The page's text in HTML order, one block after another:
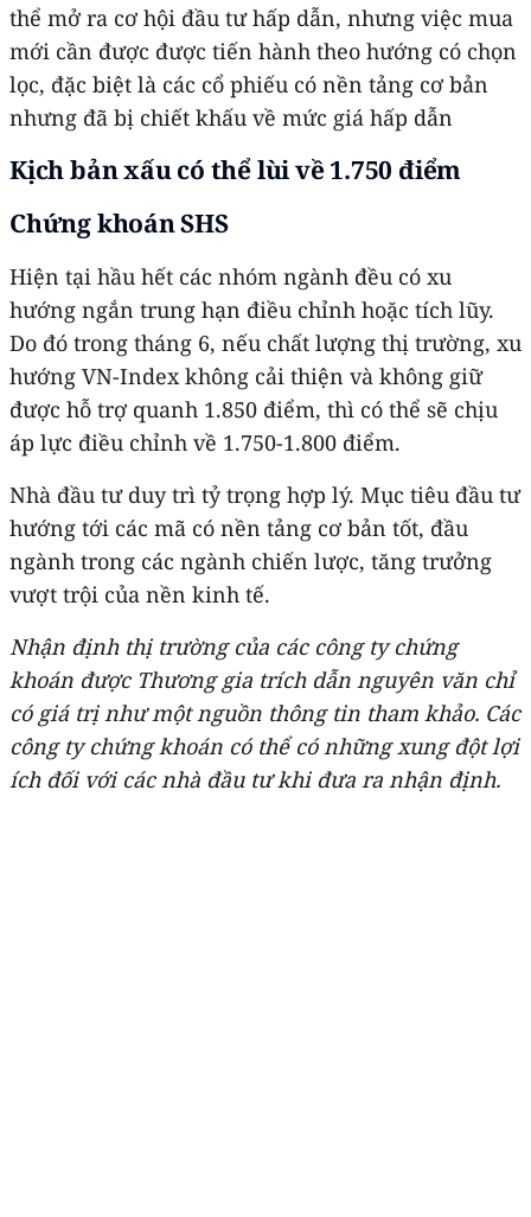
thể mở ra cơ hội đầu tư hấp dẫn, nhưng việc mua
mới cần được được tiến hành theo hướng có chọn
lọc, đặc biệt là các cổ phiếu có nền tảng cơ bản
nhưng đã bị chiết khấu về mức giá hấp dẫn
Kịch bản xấu có thể lùi về 1.750 điểm
Chứng khoán SHS
Hiện tại hầu hết các nhóm ngành đều có xu
hướng ngắn trung hạn điều chỉnh hoặc tích lũy.
Do đó trong tháng 6, nếu chất lượng thị trường, xu
hướng VN-Index không cải thiện và không giữ
được hỗ trợ quanh 1.850 điểm, thì có thể sẽ chịu
áp lực điều chỉnh về 1.750-1.800 điểm.
Nhà đầu tư duy trì tỷ trọng hợp lý. Mục tiêu đầu tư
hướng tới các mã có nền tảng cơ bản tốt, đầu
ngành trong các ngành chiến lược, tăng trưởng
vượt trội của nền kinh tế.
Nhận định thị trường của các công ty chứng
khoán được Thương gia trích dẫn nguyên văn chỉ
có giá trị như một nguồn thông tin tham khảo. Các
công ty chứng khoán có thể có những xung đột lợi
ích đối với các nhà đầu tư khi đưa ra nhận định.